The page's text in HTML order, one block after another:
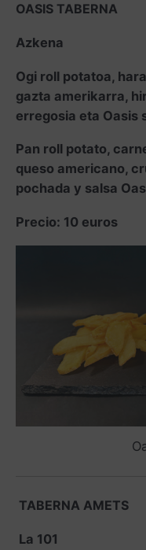
OASIS TABERNA
Azkena
Ogi roll potatoa,
gazta amerikarra,
erregosia eta Oasis
Pan roll potato,
queso americano,
pochada y salsa
Precio: 10 euros
TABERNA AMETS
La 101